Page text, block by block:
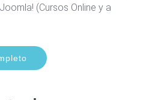
(Cursos Online y a